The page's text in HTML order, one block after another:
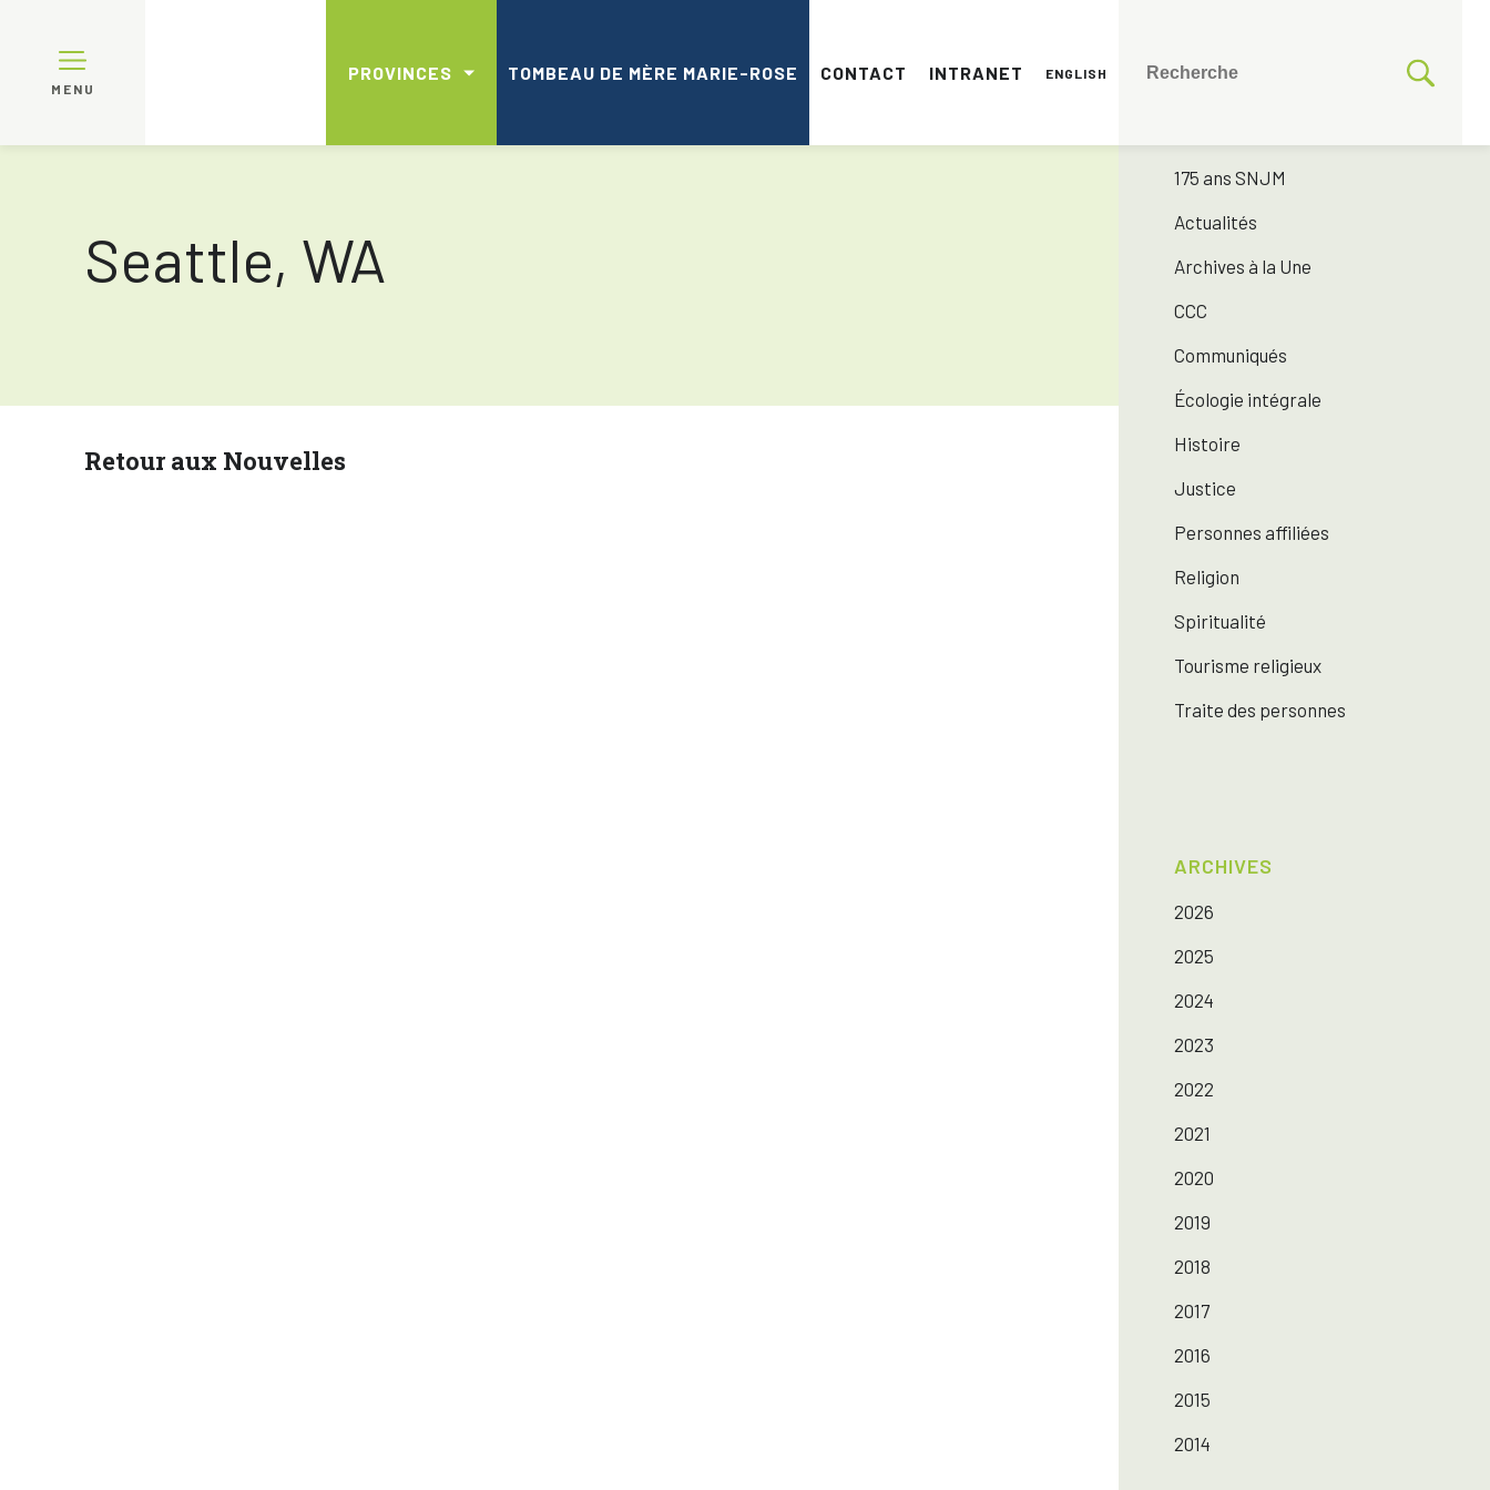
MENU
PROVINCES TOMBEAU DE MÈRE MARIE-ROSE CONTACT INTRANET ENGLISH
Seattle, WA
175 ans SNJM
Actualités
Archives à la Une
CCC
Communiqués
Écologie intégrale
Histoire
Justice
Personnes affiliées
Religion
Spiritualité
Tourisme religieux
Traite des personnes
ARCHIVES
2026
2025
2024
2023
2022
2021
2020
2019
2018
2017
2016
2015
2014
Retour aux Nouvelles